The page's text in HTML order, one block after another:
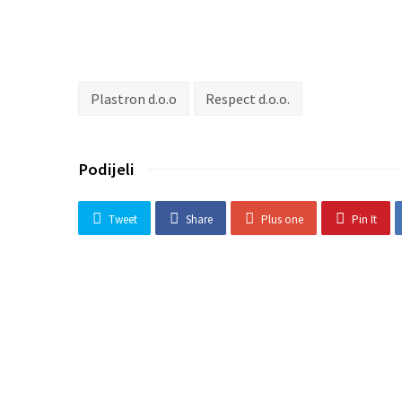
Plastron d.o.o Respect d.o.o.
Podijeli
Tweet Share Plus one Pin It